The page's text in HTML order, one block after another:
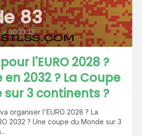
83
• 00:10:33
l'EURO 2028 ?
en 2032 ? La Coupe
3 continents ?
du Monde sur 3